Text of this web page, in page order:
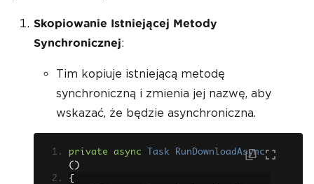
Skopiowanie Istniejącej Metody
Synchronicznej:
Tim kopiuje istniejącą metodę
synchroniczną i zmienia jej nazwę, aby
wskazać, że będzie asynchroniczna.
private async Task
RunDownloadAsync
()
{